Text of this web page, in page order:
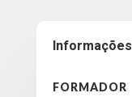
Informações
FORMADOR